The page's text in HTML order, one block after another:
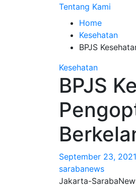
Tentang Kami
Home
Kesehatan
BPJS
Kesehatan
BPJS
September 23, 2021
sarabanews
Jakarta-